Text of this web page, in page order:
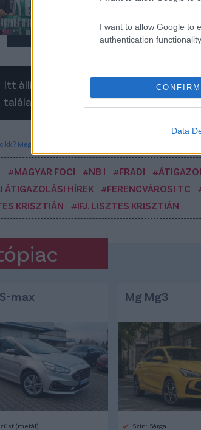
I want to allow Google to
authentication
CONFIRM
Data
Itt állíthatod be, hogy a Csakfoci az
találatokban
Megosztanád?
#MAGYAR FOCI #NB I #FRADI
ÁTIGAZOLÁSI HÍREK
#FERENCVÁROSI TC
KRISZTIÁN
#IFJ. LISZTES KRISZTIÁN
max
(metál)
Mg Mg3
Szín: Sárga